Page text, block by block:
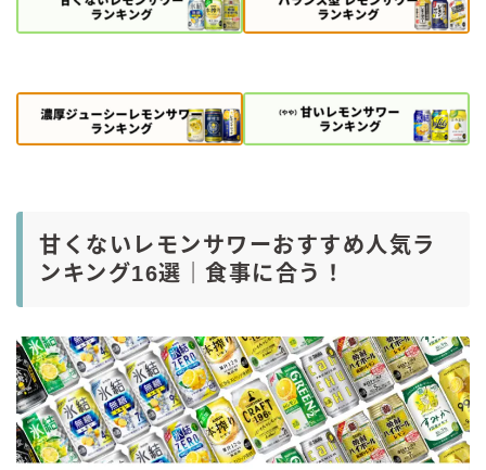
甘くないレモンサワーおすすめ人気ラ
ンキング16選｜食事に合う！